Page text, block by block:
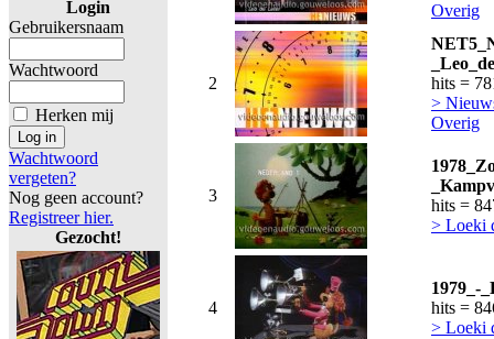
Login
Gebruikersnaam
Wachtwoord
Herken mij
Wachtwoord
vergeten?
Nog geen account?
Registreer hier.
Gezocht!
Overig
2
hits =
>
Overig
3
hits =
> Loeki
4
1979_-
hits =
> Loeki